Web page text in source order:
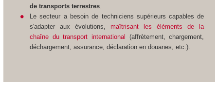
de transports terrestres
Le secteur a besoin de techniciens supérieurs capables de
s'adapter aux évolutions, maîtrisant les éléments de la
chaîne du transport international (affrètement, chargement,
déchargement, assurance, déclaration en douanes, etc.).